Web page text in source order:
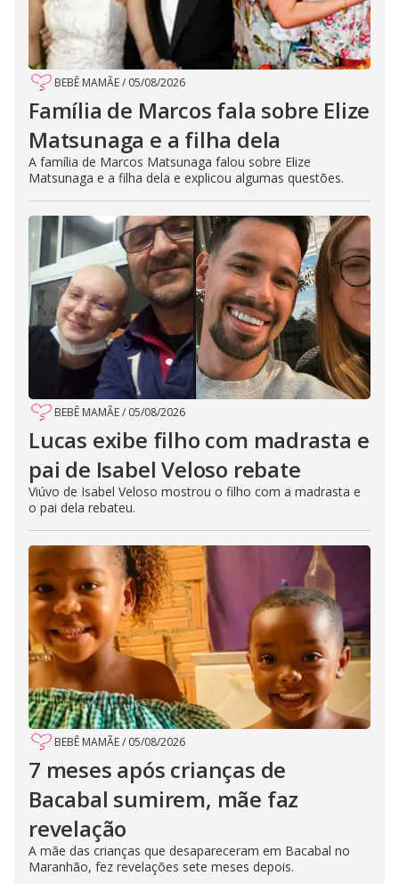
BEBÊ MAMÃE/ 05/08/2026
Família de Marcos fala sobre Elize
Matsunaga e a filha dela
A família de Marcos Matsunaga falou sobre Elize
Matsunaga e a filha dela e explicou algumas questões.
BEBÊ MAMÃE/ 05/08/2026
Lucas exibe filho com madrasta e
pai de Isabel Veloso rebate
Viúvo de Isabel Veloso mostrou o filho com a madrasta e
o pai dela rebateu.
BEBÊ MAMÃE/ 05/08/2026
7 meses após crianças de
Bacabal sumirem, mãe faz
revelação
A mãe das crianças que desapareceram em Bacabal no
Maranhão, fez revelações sete meses depois.